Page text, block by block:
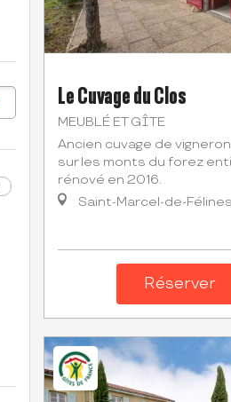
Le Cuvage du Clos
MEUBLÉ ET GÎTE
Ancien cuvage de
sur les monts du forez
rénové en 2016.
Saint-Marcel-de-Félines
Réserver